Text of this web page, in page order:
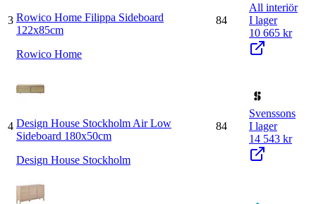
3 Rowico Home Filippa Sideboard
122x85cm
Rowico Home
84
All interiör
I lager
10 665 kr
4 Design House Stockholm Air Low
Sideboard 180x50cm
Design House Stockholm
84
Svenssons
I lager
14 543 kr